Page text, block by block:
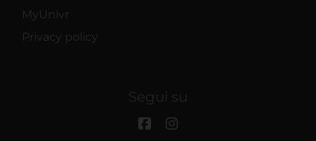
MyUnivr
Privacy policy
Segui su